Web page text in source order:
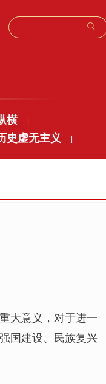
横
史虚无主义
大意义，对于进一
国建设、民族复兴